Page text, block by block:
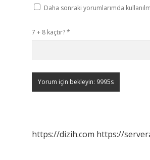
Daha sonraki yorumlarımda
7 + 8 kaçtır?*
https://dizih.com https://